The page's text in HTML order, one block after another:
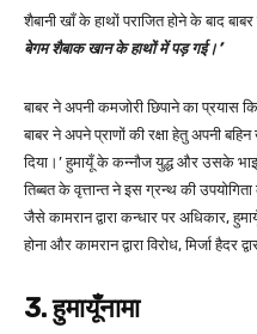
शैबानी खाँ के हाथों पराजित होने के बाद
बेगम शैबाक खान के हाथों में पड़ गई।’
बाबर ने अपनी कमजोरी छिपाने का प्रयास
बाबर ने अपने प्राणों की रक्षा हेतु अपनी
दिया।’ हुमायूँ के कन्नौज युद्ध और उसके
तिब्बत के वृत्तान्त ने इस ग्रन्थ की
जैसे कामरान द्वारा कन्धार पर अधिकार,
होना और कामरान द्वारा विरोध, मिर्जा हैदर
3. हुमायूँनामा